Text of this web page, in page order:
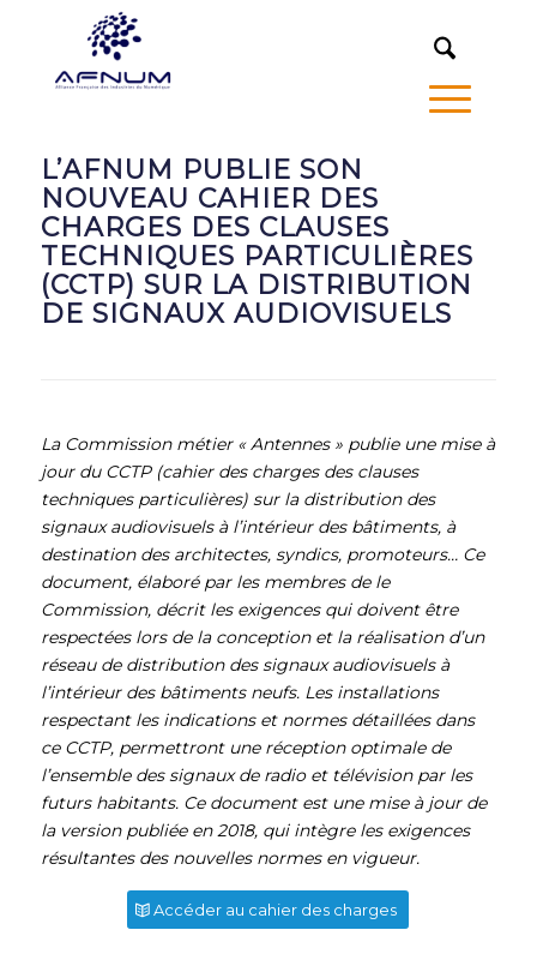
L’AFNUM PUBLIE SON
NOUVEAU CAHIER DES
CHARGES DES CLAUSES
TECHNIQUES PARTICULIÈRES
(CCTP) SUR LA DISTRIBUTION
DE SIGNAUX AUDIOVISUELS
La Commission métier « Antennes » publie une mise à
jour du CCTP (cahier des charges des clauses
techniques particulières) sur la distribution des
signaux audiovisuels à l’intérieur des bâtiments, à
destination des architectes, syndics, promoteurs… Ce
document, élaboré par les membres de le
Commission, décrit les exigences qui doivent être
respectées lors de la conception et la réalisation d’un
réseau de distribution des signaux audiovisuels à
l’intérieur des bâtiments neufs. Les installations
respectant les indications et normes détaillées dans
ce CCTP, permettront une réception optimale de
l’ensemble des signaux de radio et télévision par les
futurs habitants. Ce document est une mise à jour de
la version publiée en 2018, qui intègre les exigences
résultantes des nouvelles normes en vigueur.
Accéder au cahier des charges